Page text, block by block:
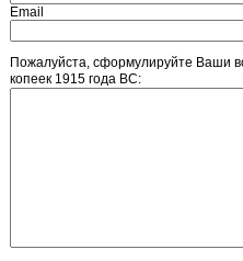
Email
Пожалуйста, сформулируйте Ваши
копеек 1915 года ВС: